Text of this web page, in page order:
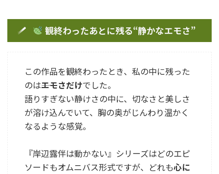
観終わったあとに残る“静かなエモさ”
この作品を観終わったとき、私の中に残った
のは――エモさだけでした。
語りすぎない静けさの中に、切なさと美しさ
が溶け込んでいて、胸の奥がじんわり温かく
なるような感覚。
『岸辺露伴は動かない』シリーズはどのエピ
ソードもオムニバス形式ですが、どれも心に